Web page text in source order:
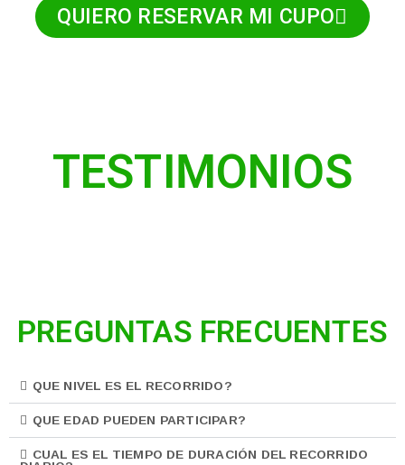
QUIERO RESERVAR MI CUPO
TESTIMONIOS
PREGUNTAS FRECUENTES
QUE NIVEL ES EL RECORRIDO?
QUE EDAD PUEDEN PARTICIPAR?
CUAL ES EL TIEMPO DE DURACIÓN DEL RECORRIDO